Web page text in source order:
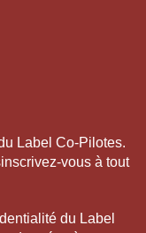
Label Co-Pilotes.
vous à tout
du Label